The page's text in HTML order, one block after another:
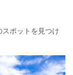
ポットを見つけ